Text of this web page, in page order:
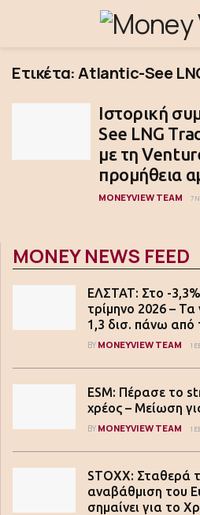
Ετικέτα:Atlantic-See
Iστορική
See LNG
με τη
προμήθεια
MONEYVIEW TEAM 7
MONEY NEWS FEED
ΕΛΣΤΑΤ: Στο -
τρίμηνο 2026 – Τα
1,3 δισ. πάνω από
BY MONEYVIEW TEAM 1
ESM: Πέρασε το
χρέος – Μείωση
BY MONEYVIEW TEAM 1
STOXX: Σταθερά
αναβάθμιση του
σημαίνει για το